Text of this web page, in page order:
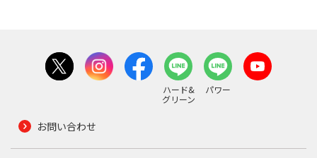
ハード&
グリーン
パワー
お問い合わせ